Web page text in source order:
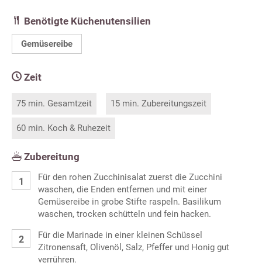
Benötigte Küchenutensilien
Gemüsereibe
Zeit
75 min. Gesamtzeit 15 min. Zubereitungszeit
60 min. Koch & Ruhezeit
Zubereitung
Für den rohen Zucchinisalat zuerst die Zucchini
waschen, die Enden entfernen und mit einer
Gemüsereibe in grobe Stifte raspeln. Basilikum
waschen, trocken schütteln und fein hacken.
Für die Marinade in einer kleinen Schüssel
Zitronensaft, Olivenöl, Salz, Pfeffer und Honig gut
verrühren.